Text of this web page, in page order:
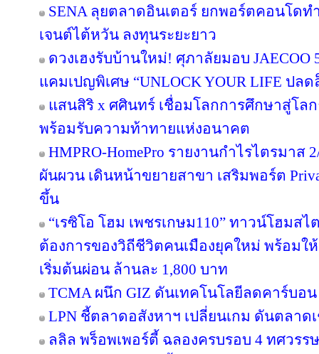
SENA ลุยตลาดอินเตอร์ ยกพอร์ตคอนโดท
เจนต์ไต้หวัน ลงทุนระยะยาว
ดวงเฮงรับบ้านใหม่! ศุภาลัยมอบ
แคมเปญพิเศษ “UNLOCK YOUR LIFE ปล
แสนสิริ x ศศินทร์ เชื่อมโลกการศึกษาสู่โลก
พร้อมรับความท้าทายแห่งอนาคต
HMPRO-HomePro รายงานกำไรไตรมาส
ผันผวน เดินหน้าขยายสาขา เสริมพอร์ต
ขึ้น
“เรซิโอ โฮม เพชรเกษม110” ทาวน์โฮมส
ต้องการของวิถีชีวิตคนเมืองยุคใหม่ พร้อมให้
เริ่มต้นผ่อน ล้านละ 1,800 บาท
TCMA ผนึก GIZ ดันเทคโนโลยีลดคาร์บอน
LPN ชี้ตลาดอสังหาฯ เปลี่ยนเกม ดันตลา
ลลิล พร็อพเพอร์ตี้ ฉลองครบรอบ 4 ทศวรร